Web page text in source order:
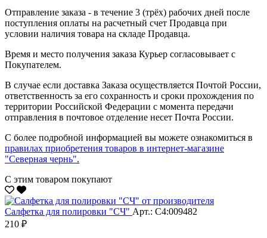
Отправление заказа - в течение 3 (трёх) рабочих дней после
поступления оплаты на расчетный счет Продавца при
условии наличия товара на складе Продавца.
Время и место получения заказа Курьер согласовывает с
Покупателем.
В случае если доставка Заказа осуществляется Почтой России,
ответственность за его сохранность и сроки прохождения по
территории Российской Федерации с момента передачи
отправления в почтовое отделение несет Почта России.
С более подробной информацией вы можете ознакомиться в
правилах приобретения товаров в интернет-магазине
"Северная чернь".
С этим товаром покупают
Салфетка для полировки "CЧ" Арт.: С4:009482
210 ₽